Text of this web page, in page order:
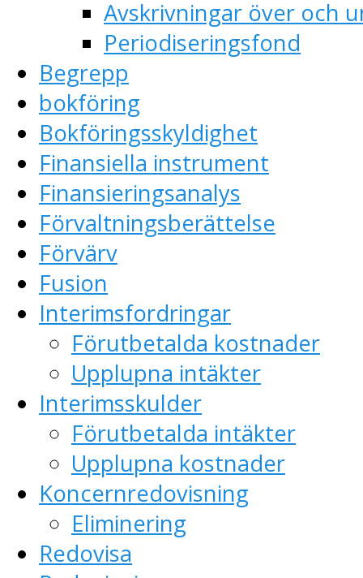
Avskrivningar över och
Periodiseringsfond
Begrepp
bokföring
Bokföringsskyldighet
Finansiella instrument
Finansieringsanalys
Förvaltningsberättelse
Förvärv
Fusion
Interimsfordringar
Förutbetalda kostnader
Upplupna intäkter
Interimsskulder
Förutbetalda intäkter
Upplupna kostnader
Koncernredovisning
Eliminering
Redovisa